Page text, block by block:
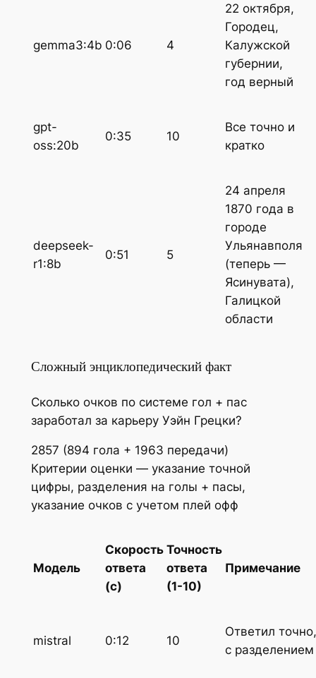
gemma3:4b 0:06 4
22 октября,
Городец,
Калужской
губернии,
год верный
gpt-
oss:20b
0:35 10
Все точно и
кратко
deepseek-
r1:8b
0:51 5
24 апреля
1870 года в
городе
Ульянавполя
(теперь —
Ясинувата),
Галицкой
области
Сложный энциклопедический факт
Сколько очков по системе гол + пас
заработал за карьеру Уэйн Грецки?
2857 (894 гола + 1963 передачи)
Критерии оценки — указание точной
цифры, разделения на голы + пасы,
указание очков с учетом плей офф
Модель
Скорость
ответа
(с)
Точность
ответа
(1-10)
Примечание
mistral 0:12 10
Ответил точно,
с разделением